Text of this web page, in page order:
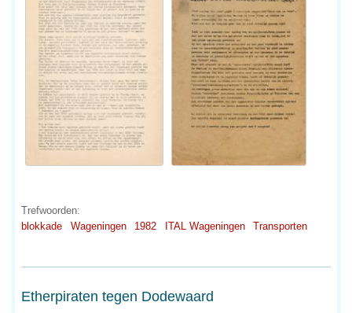
Trefwoorden:
blokkade
Wageningen 1982 ITAL Wageningen Transporten
Etherpiraten tegen Dodewaard